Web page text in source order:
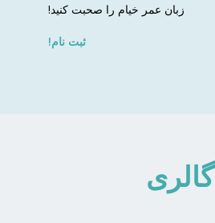
زبان عمر خیام را صحبت کنید!
ثبت نام!
گالری